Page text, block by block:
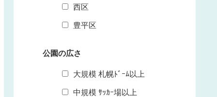
西区
豊平区
公園の広さ
大規模 札幌ﾄﾞｰﾑ以上
中規模 ｻｯｶｰ場以上